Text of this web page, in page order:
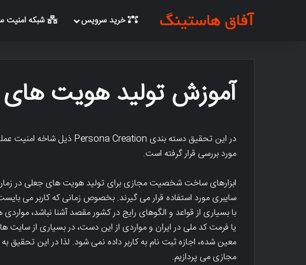
خرید سرویس شبکه امنیت
آموزش تولید هویت
مورد بررسی قرار گرفته است.
ابزارهای ساخت شخصیت مجازی برای تولید هویت های جعلی در
سایبری مورد استفاده قرار می گیرند. بخصوص زمانی که کاربر می
با بسیاری از قواعد و الگوهای رایج در کشور مقصد آشنا نباشد،
یا فرمت کد ملی در ایران و مواردی از این دست، در بسیاری از
معین شده، اجازه ثبت نام به کاربر داده نمی شود. لذا در این تحقیق
مجازی می پردازیم.